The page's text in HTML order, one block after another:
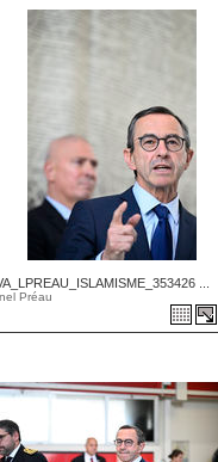
...
Préau